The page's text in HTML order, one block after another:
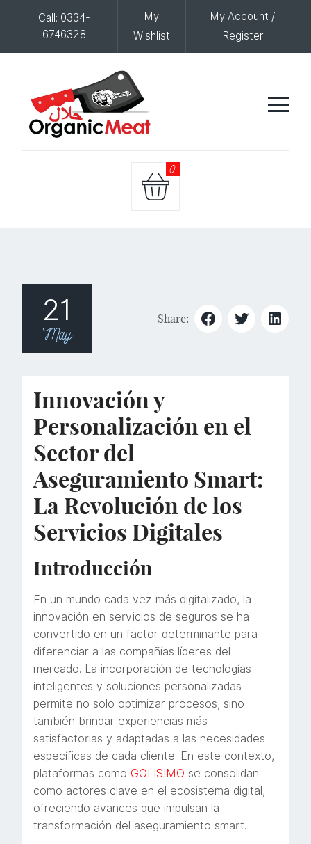
Call: 0334-
6746328
My
Wishlist
My Account /
Register
0
21
May
Share:
Innovación y
Personalización en el
Sector del
Aseguramiento Smart:
La Revolución de los
Servicios Digitales
Introducción
En un mundo cada vez más digitalizado, la
innovación en servicios de seguros se ha
convertido en un factor determinante para
diferenciar a las compañías líderes del
mercado. La incorporación de tecnologías
inteligentes y soluciones personalizadas
permite no solo optimizar procesos, sino
también brindar experiencias más
satisfactorias y adaptadas a las necesidades
específicas de cada cliente. En este contexto,
plataformas como GOLISIMO se consolidan
como actores clave en el ecosistema digital,
ofreciendo avances que impulsan la
transformación del aseguramiento smart.